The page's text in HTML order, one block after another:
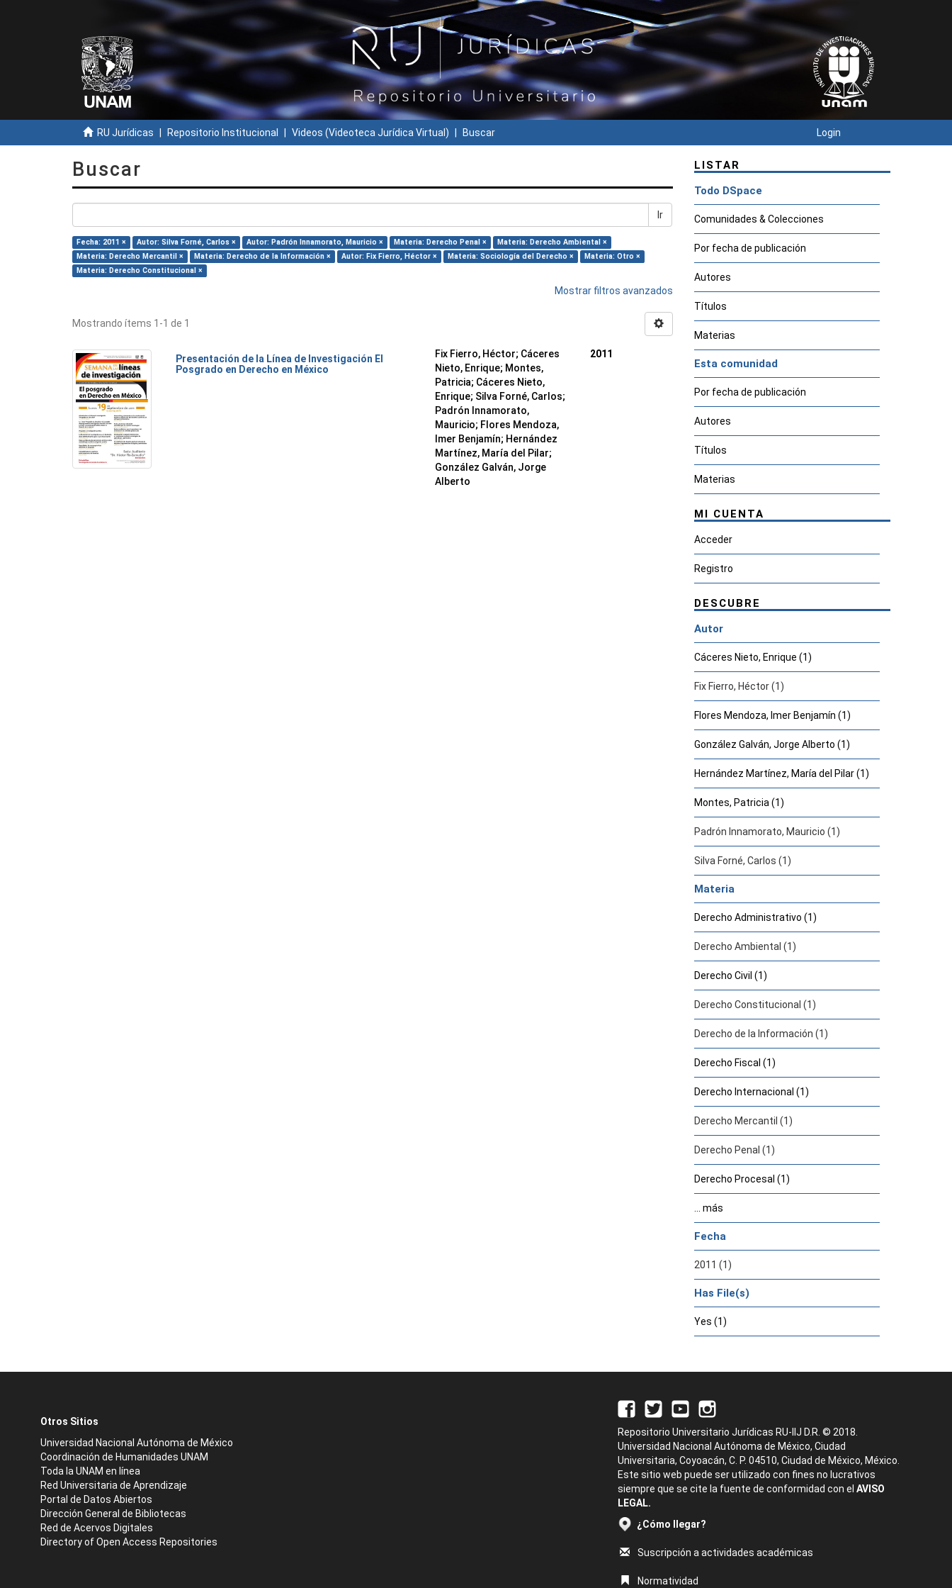
RU Jurídicas Repositorio Institucional Videos (Videoteca Jurídica Virtual) Buscar Login
Buscar
Ir
Fecha: 2011 × Autor: Silva Forné, Carlos × Autor: Padrón Innamorato, Mauricio × Materia: Derecho Penal ×
Materia: Derecho Ambiental ×
Materia: Derecho Mercantil ×
Materia: Derecho de la Información × Autor: Fix Fierro, Héctor × Materia: Sociología del Derecho ×
Materia: Otro ×
Materia: Derecho Constitucional ×
Mostrar filtros avanzados
Mostrando ítems 1-1 de 1
Presentación de la Línea de Investigación El
Posgrado en Derecho en México
Fix Fierro, Héctor; Cáceres
Nieto, Enrique; Montes,
Patricia; Cáceres Nieto,
Enrique; Silva Forné, Carlos;
Padrón Innamorato,
Mauricio; Flores Mendoza,
Imer Benjamín; Hernández
Martínez, María del Pilar;
González Galván, Jorge
Alberto
2011
LISTAR
Todo DSpace
Comunidades & Colecciones
Por fecha de publicación
Autores
Títulos
Materias
Esta comunidad
Por fecha de publicación
Autores
Títulos
Materias
MI CUENTA
Acceder
Registro
DESCUBRE
Autor
Cáceres Nieto, Enrique (1)
Fix Fierro, Héctor (1)
Flores Mendoza, Imer Benjamín (1)
González Galván, Jorge Alberto (1)
Hernández Martínez, María del Pilar (1)
Montes, Patricia (1)
Padrón Innamorato, Mauricio (1)
Silva Forné, Carlos (1)
Materia
Derecho Administrativo (1)
Derecho Ambiental (1)
Derecho Civil (1)
Derecho Constitucional (1)
Derecho de la Información (1)
Derecho Fiscal (1)
Derecho Internacional (1)
Derecho Mercantil (1)
Derecho Penal (1)
Derecho Procesal (1)
... más
Fecha
2011 (1)
Has File(s)
Yes (1)
Otros Sitios
Universidad Nacional Autónoma de México
Coordinación de Humanidades UNAM
Toda la UNAM en línea
Red Universitaria de Aprendizaje
Portal de Datos Abiertos
Dirección General de Bibliotecas
Red de Acervos Digitales
Directory of Open Access Repositories
Repositorio Universitario Jurídicas RU-IIJ D.R. © 2018.
Universidad Nacional Autónoma de México, Ciudad
Universitaria, Coyoacán, C. P. 04510, Ciudad de México, México.
Este sitio web puede ser utilizado con fines no lucrativos
siempre que se cite la fuente de conformidad con el AVISO
LEGAL.
¿Cómo llegar?
Suscripción a actividades académicas
Normatividad